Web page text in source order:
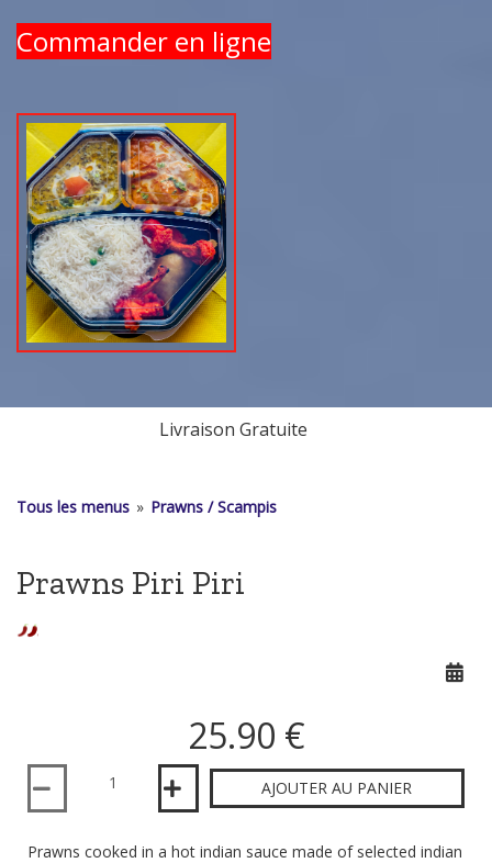
Commander en ligne
Livraison Gratuite
Tous les menus » Prawns / Scampis
Prawns Piri Piri
25.90 €
Quantité
AJOUTER AU PANIER
Prawns cooked in a hot indian sauce made of selected indian